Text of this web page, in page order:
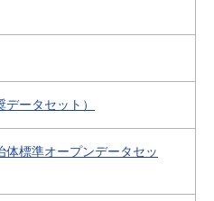
ータセット）
標準オープンデータセッ